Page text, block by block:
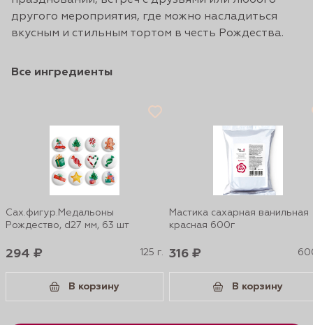
другого мероприятия, где можно насладиться
вкусным и стильным тортом в честь Рождества.
Все ингредиенты
Сах.фигур.Медальоны
Рождество, d27 мм, 63 шт
294 ₽ 125 г.
В корзину
Мастика сахарная ванильная
красная 600г
316 ₽
В корзину